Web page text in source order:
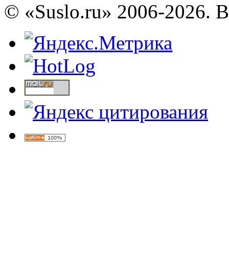
© «Suslo.ru» 2006-2026.